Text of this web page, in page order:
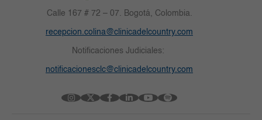
Calle 167 # 72 – 07. Bogotá, Colombia.
recepcion.colina@clinicadelcountry.com
Notificaciones Judiciales:
notificacionesclc@clinicadelcountry.com